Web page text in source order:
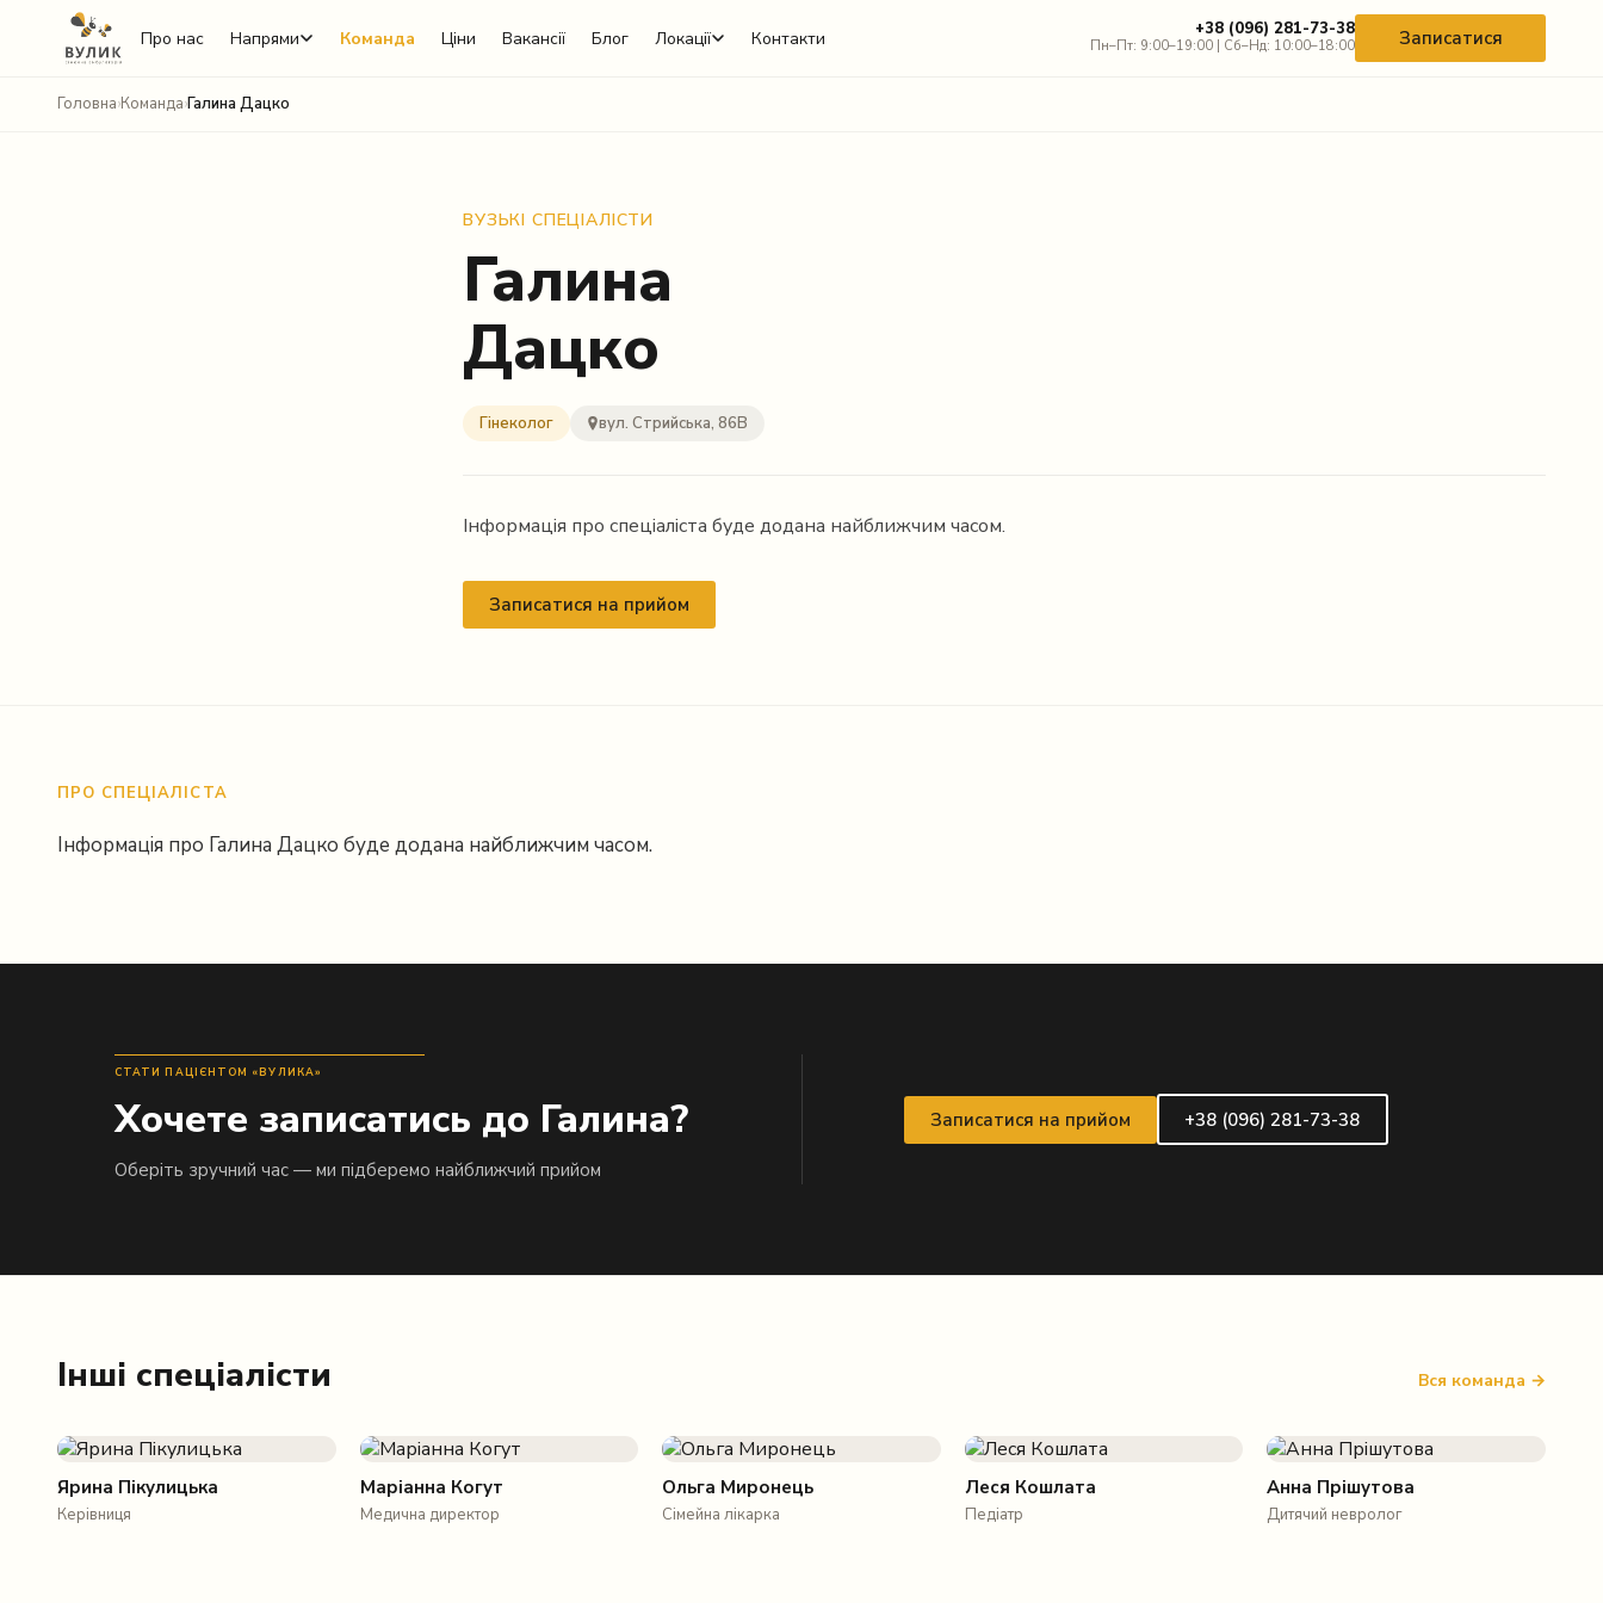
Про нас Напрями Команда Ціни Вакансії Блог Локації Контакти +38 (096) 281-73-38
Пн–Пт: 9:00–19:00 | Сб–Нд: 10:00–18:00 Записатися
Головна›Команда›Галина Дацко
ВУЗЬКІ СПЕЦІАЛІСТИ
Галина
Дацко
Гінеколог вул. Стрийська, 86В
Інформація про спеціаліста буде додана найближчим часом.
Записатися на прийом
ПРО СПЕЦІАЛІСТА
Інформація про Галина Дацко буде додана найближчим часом.
СТАТИ ПАЦІЄНТОМ «ВУЛИКА»
Хочете записатись до Галина?
Оберіть зручний час — ми підберемо найближчий прийом
Записатися на прийом +38 (096) 281-73-38
Інші спеціалісти Вся команда →
Ярина Пікулицька
Керівниця
Маріанна Когут
Медична директор
Ольга Миронець
Сімейна лікарка
Леся Кошлата
Педіатр
Анна Прішутова
Дитячий невролог